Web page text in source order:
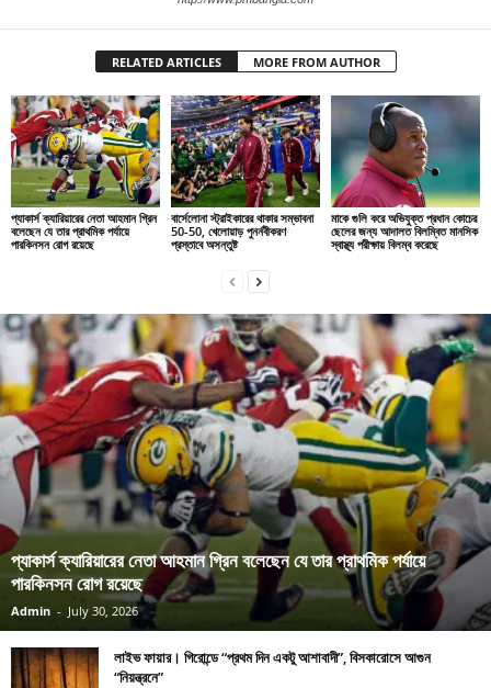
RELATED ARTICLES MORE FROM AUTHOR
প্যাকার্স ক্যারিয়ারের নেতা আহমান গ্রিন
বলেছেন যে তার প্রাথমিক পর্যায়ে
পারকিনসন রোগ রয়েছে
বার্সেলোনা স্ট্রাইকারের থাকার সম্ভাবনা
50-50, খেলোয়াড় পুনর্নবীকরণ
প্রস্তাবে অসন্তুষ্ট
মাকে গুলি করে অভিযুক্ত প্রধান কোচের
ছেলের জন্য আদালত বিলম্বিত মানসিক
স্বাস্থ্য পরীক্ষায় বিলম্ব করেছে
প্যাকার্স ক্যারিয়ারের নেতা আহমান গ্রিন বলেছেন যে তার প্রাথমিক পর্যায়ে
পারকিনসন রোগ রয়েছে
Admin - July 30, 2026
লাইভ ফায়ার। গিরোন্ডে “প্রথম দিন একটু আশাবাদী”, বিসকারোসে আগুন
“নিয়ন্ত্রনে”